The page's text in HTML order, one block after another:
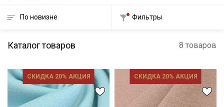
По новизне Фильтры
Каталог товаров 8 товаров
СКИДКА 20% АКЦИЯ СКИДКА 20% АКЦИЯ